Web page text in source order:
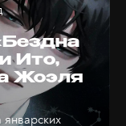
Ито,
Жоэля
январских